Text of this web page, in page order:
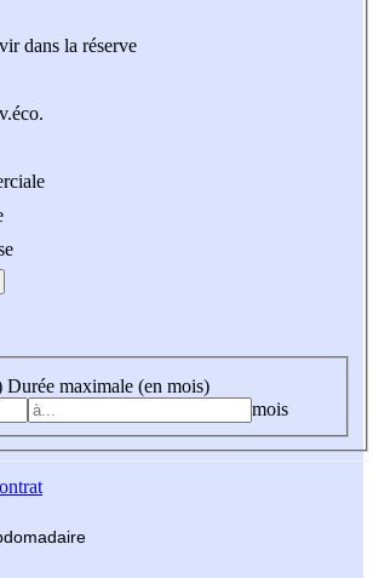
dans la réserve
Durée maximale (en mois)
mois
madaire